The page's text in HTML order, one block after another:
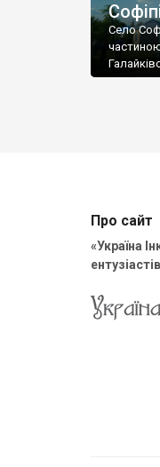
Село
Про сайт
«Україна